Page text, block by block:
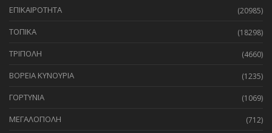
ΕΠΙΚΑΙΡΟΤΗΤΑ (20985)
ΤΟΠΙΚΑ (18298)
ΤΡΙΠΟΛΗ (4660)
ΒΟΡΕΙΑ ΚΥΝΟΥΡΙΑ (1235)
ΓΟΡΤΥΝΙΑ (1069)
ΜΕΓΑΛΟΠΟΛΗ (712)